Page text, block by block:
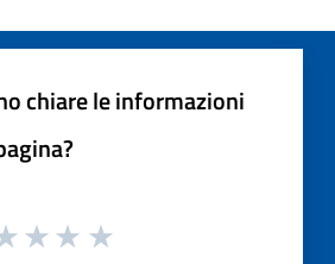
chiare le informazioni